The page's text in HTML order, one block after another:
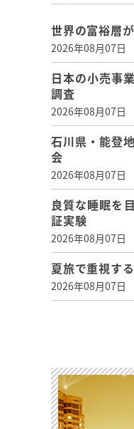
世界の富裕層
2026年08月07日
日本の小売事
調査
2026年08月07日
石川県・能登
会
2026年08月07日
良質な睡眠を
証実験
2026年08月07日
夏旅で重視す
2026年08月07日